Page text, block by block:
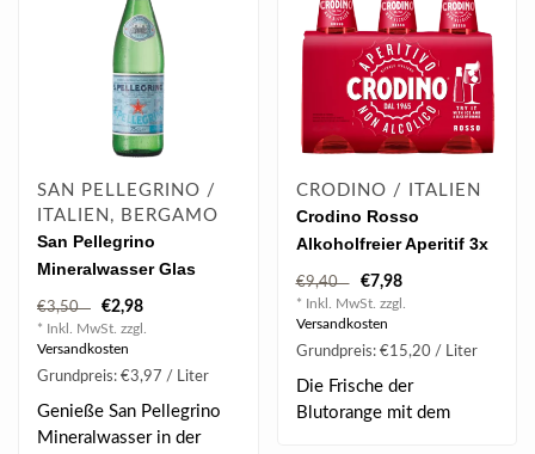
SAN PELLEGRINO /
ITALIEN, BERGAMO
San Pellegrino
Mineralwasser Glas
Einweg 0.75 l
€3,50 €2,98
* Inkl. MwSt. zzgl.
Versandkosten
Grundpreis: €3,97 / Liter
Genieße San Pellegrino
Mineralwasser in der
CRODINO / ITALIEN
Crodino Rosso
Alkoholfreier Aperitif 3x
0.175 l
€9,40 €7,98
* Inkl. MwSt. zzgl.
Versandkosten
Grundpreis: €15,20 / Liter
Die Frische der
Blutorange mit dem